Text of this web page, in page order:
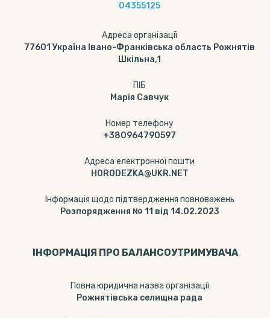
04355125
Адреса організації
77601 Україна Івано-Франківська область Рожнятів
Шкільна,1
ПІБ
Марія Савчук
Номер телефону
+380964790597
Адреса електронної пошти
HORODEZKA@UKR.NET
Інформація щодо підтвердження повноважень
Розпорядження № 11 від 14.02.2023
ІНФОРМАЦІЯ ПРО БАЛАНСОУТРИМУВАЧА
Повна юридична назва організації
Рожнятівська селищна рада